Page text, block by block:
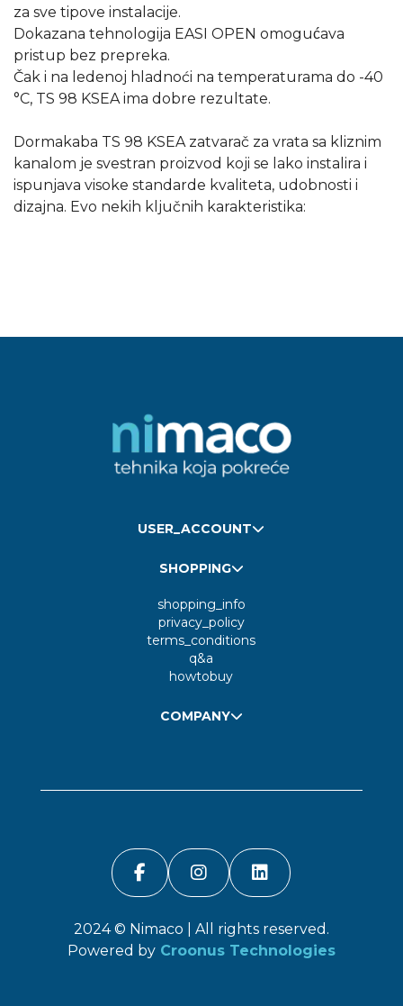
za sve tipove instalacije.
Dokazana tehnologija EASI OPEN omogućava
pristup bez prepreka.
Čak i na ledenoj hladnoći na temperaturama do -40
°C, TS 98 KSEA ima dobre rezultate.
Dormakaba TS 98 KSEA zatvarač za vrata sa kliznim
kanalom je svestran proizvod koji se lako instalira i
ispunjava visoke standarde kvaliteta, udobnosti i
dizajna. Evo nekih ključnih karakteristika:
USER_ACCOUNT
SHOPPING
shopping_info
privacy_policy
terms_conditions
q&a
howtobuy
COMPANY
2024 © Nimaco | All rights reserved.
Powered by Croonus Technologies